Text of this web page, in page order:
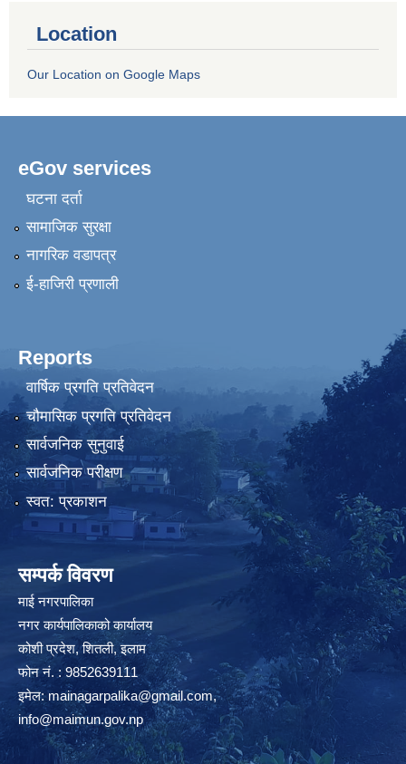
Location
Our Location on Google Maps
eGov services
घटना दर्ता
सामाजिक सुरक्षा
नागरिक वडापत्र
ई-हाजिरी प्रणाली
Reports
वार्षिक प्रगति प्रतिवेदन
चौमासिक प्रगति प्रतिवेदन
सार्वजनिक सुनुवाई
सार्वजनिक परीक्षण
स्वत: प्रकाशन
सम्पर्क विवरण
माई नगरपालिका
नगर कार्यपालिकाको कार्यालय
कोशी प्रदेश, शितली, इलाम
फोन नं. : 9852639111
इमेल:mainagarpalika@gmail.com,
info@maimun.gov.np